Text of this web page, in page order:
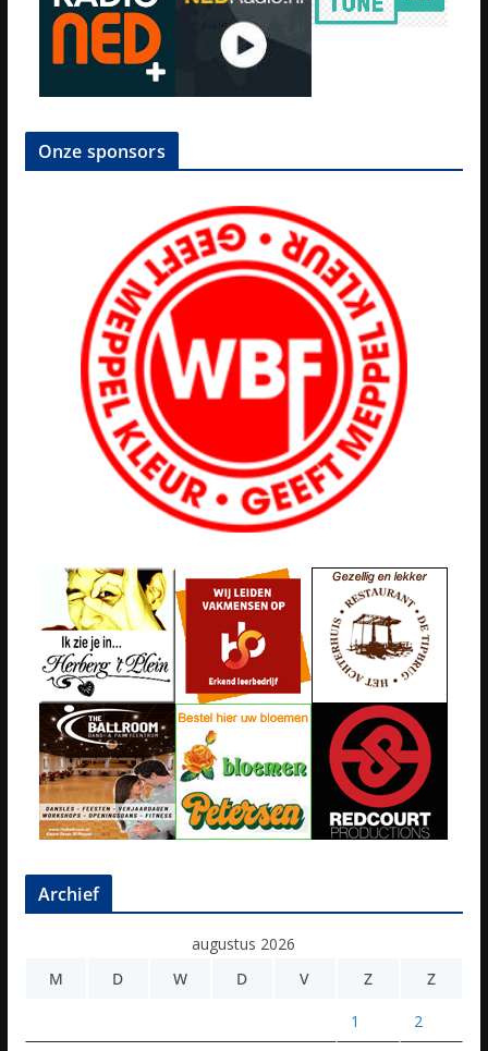
Onze sponsors
Archief
augustus 2026
M
D W D V Z Z
1 2